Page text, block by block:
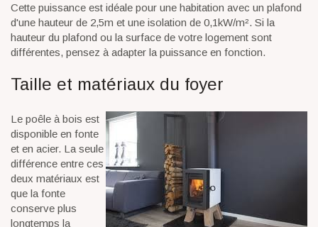
Cette puissance est idéale pour une habitation avec un plafond
d'une hauteur de 2,5m et une isolation de 0,1kW/m². Si la
hauteur du plafond ou la surface de votre logement sont
différentes, pensez à adapter la puissance en fonction.
Taille et matériaux du foyer
Le poêle à bois est
disponible en fonte
et en acier. La seule
différence entre ces
deux matériaux est
que la fonte
conserve plus
longtemps la